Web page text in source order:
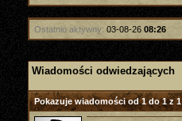
Ostatnio aktywny: 03-08-26 08:26
Wiadomości odwiedzających
Pokazuje wiadomości od 1 do1z1